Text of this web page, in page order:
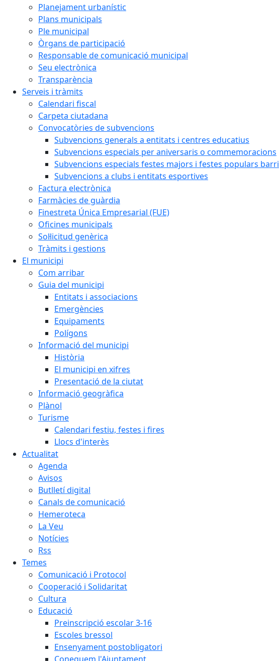
Planejament urbanístic
Plans municipals
Ple municipal
Òrgans de participació
Responsable de comunicació municipal
Seu electrònica
Transparència
Serveis i tràmits
Calendari fiscal
Carpeta ciutadana
Convocatòries de subvencions
Subvencions generals a entitats i centres educatius
Subvencions especials per aniversaris o commemoracions
Subvencions especials festes majors i festes populars barri
Subvencions a clubs i entitats esportives
Factura electrònica
Farmàcies de guàrdia
Finestreta Única Empresarial (FUE)
Oficines municipals
Sol·licitud genèrica
Tràmits i gestions
El municipi
Com arribar
Guia del municipi
Entitats i associacions
Emergències
Equipaments
Polígons
Informació del municipi
Història
El municipi en xifres
Presentació de la ciutat
Informació geogràfica
Plànol
Turisme
Calendari festiu, festes i fires
Llocs d'interès
Actualitat
Agenda
Avisos
Butlletí digital
Canals de comunicació
Hemeroteca
La Veu
Notícies
Rss
Temes
Comunicació i Protocol
Cooperació i Solidaritat
Cultura
Educació
Preinscripció escolar 3-16
Escoles bressol
Ensenyament postobligatori